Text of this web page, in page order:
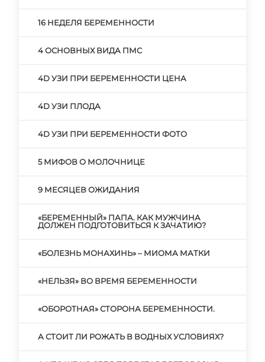
16 НЕДЕЛЯ БЕРЕМЕННОСТИ
4 ОСНОВНЫХ ВИДА ПМС
4D УЗИ ПРИ БЕРЕМЕННОСТИ ЦЕНА
4D УЗИ ПЛОДА
4D УЗИ ПРИ БЕРЕМЕННОСТИ ФОТО
5 МИФОВ О МОЛОЧНИЦЕ
9 МЕСЯЦЕВ ОЖИДАНИЯ
«БЕРЕМЕННЫЙ» ПАПА. КАК МУЖЧИНА
ДОЛЖЕН ПОДГОТОВИТЬСЯ К ЗАЧАТИЮ?
«БОЛЕЗНЬ МОНАХИНЬ» – МИОМА МАТКИ
«НЕЛЬЗЯ» ВО ВРЕМЯ БЕРЕМЕННОСТИ
«ОБОРОТНАЯ» СТОРОНА БЕРЕМЕННОСТИ.
А СТОИТ ЛИ РОЖАТЬ В ВОДНЫХ УСЛОВИЯХ?